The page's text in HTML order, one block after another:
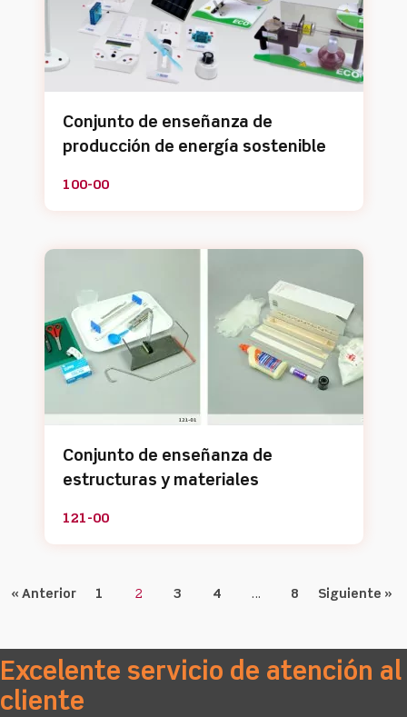
Conjunto de enseñanza de
producción de energía sostenible
100-00
Conjunto de enseñanza de
estructuras y materiales
121-00
« Anterior 1 2 3 4 … 8 Siguiente »
Excelente servicio de atención al
cliente